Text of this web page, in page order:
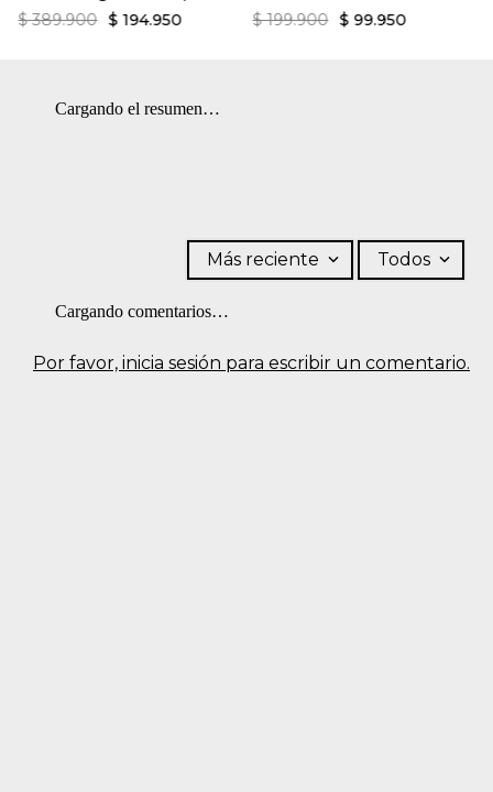
$ 389.900 $ 194.950
$ 199.900 $ 99.950
Cargando el resumen…
Por favor, inicia sesión para escribir un comentario.
Más reciente Todos
Cargando comentarios…